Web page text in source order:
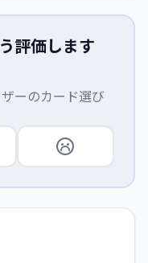
評価します
ーのカード選び